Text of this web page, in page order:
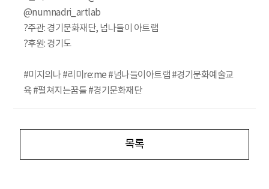
@numnadri_artlab
?주관: 경기문화재단, 넘나들이 아트랩
?후원: 경기도
#미지의나 #리미re:me #넘나들이아트랩 #경기문화예술교
육 #펼쳐지는꿈틀 #경기문화재단
목록